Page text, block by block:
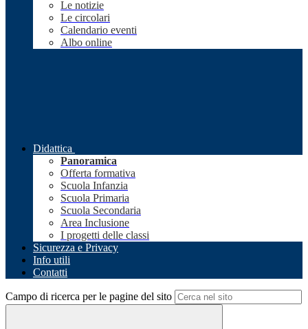
Le notizie
Le circolari
Calendario eventi
Albo online
Didattica
Panoramica
Offerta formativa
Scuola Infanzia
Scuola Primaria
Scuola Secondaria
Area Inclusione
I progetti delle classi
Sicurezza e Privacy
Info utili
Contatti
Campo di ricerca per le pagine del sito